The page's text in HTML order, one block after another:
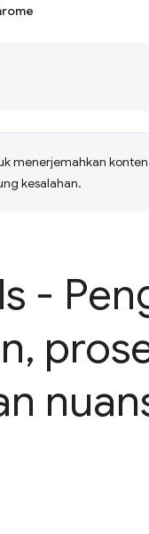
menerjemahkan
kesalahan.
-
,